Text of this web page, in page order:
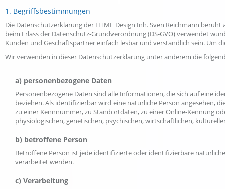
1. Begriffsbestimmungen
Die Datenschutzerklärung der HTML Design Inh. Sven Reichmann
beim Erlass der Datenschutz-Grundverordnung (DS-GVO) verwendet
Kunden und Geschäftspartner einfach lesbar und verständlich sein. Um
Wir verwenden in dieser Datenschutzerklärung unter anderem die
a) personenbezogene Daten
Personenbezogene Daten sind alle Informationen, die sich auf eine
beziehen. Als identifizierbar wird eine natürliche Person angesehen,
zu einer Kennnummer, zu Standortdaten, zu einer Online-Kennung
physiologischen, genetischen, psychischen, wirtschaftlichen,
b) betroffene Person
Betroffene Person ist jede identifizierte oder identifizierbare
verarbeitet werden.
c) Verarbeitung